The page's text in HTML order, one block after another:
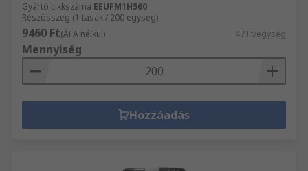
Gyártó cikkszáma EEUFM1H560
Részösszeg (1 tasak / 200 egység)
9460 Ft(ÁFA nélkül) 47 Ft/egység
Mennyiség
Hozzáadás